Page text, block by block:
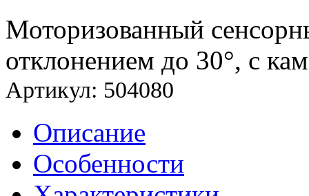
Моторизованный
отклонением до 30°, с
Артикул: 504080
Описание
Особенности